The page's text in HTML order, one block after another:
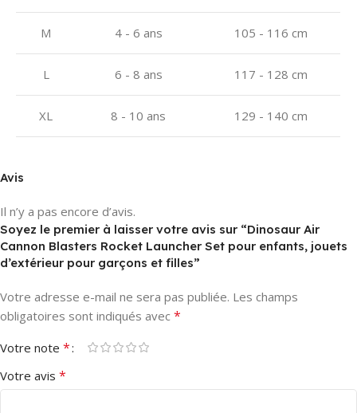
M 4 - 6 ans 105 - 116 cm
L 6 - 8 ans 117 - 128 cm
XL 8 - 10 ans 129 - 140 cm
Avis
Il n’y a pas encore d’avis.
Soyez le premier à laisser votre avis sur “Dinosaur Air
Cannon Blasters Rocket Launcher Set pour enfants, jouets
d’extérieur pour garçons et filles”
Votre adresse e-mail ne sera pas publiée. Les champs
obligatoires sont indiqués avec *
Votre note *
Votre avis *